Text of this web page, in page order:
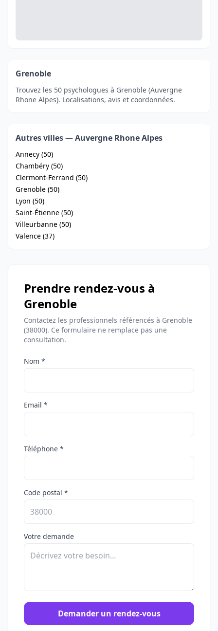
Grenoble
Trouvez les 50 psychologues à Grenoble (Auvergne
Rhone Alpes). Localisations, avis et coordonnées.
Autres villes — Auvergne Rhone Alpes
Annecy (50)
Chambéry (50)
Clermont-Ferrand (50)
Grenoble (50)
Lyon (50)
Saint-Étienne (50)
Villeurbanne (50)
Valence (37)
Prendre rendez-vous à
Grenoble
Contactez les professionnels référencés à Grenoble
(38000). Ce formulaire ne remplace pas une
consultation.
Nom *
Email *
Téléphone *
Code postal *
Votre demande
Demander un rendez-vous